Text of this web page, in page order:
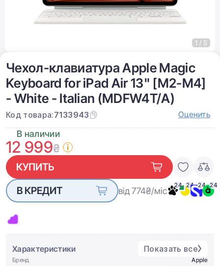
Чехол-клавиатура Apple Magic
Keyboard for iPad Air 13" [M2-M4]
- White - Italian (MDFW4T/A)
Код товара:7133943 Оценить
В наличии
12 999₴
КУПИТЬ
В КРЕДИТ
від 774₴/міс
24 24 24 24
Характеристики Показать все
Бренд
Apple
1 / 5